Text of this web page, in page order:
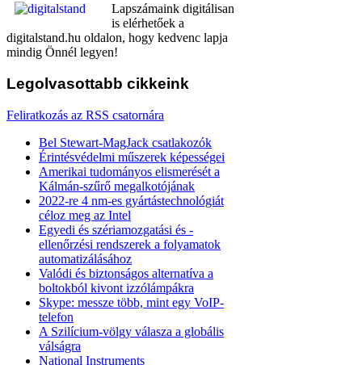
Lapszámaink digitálisan
is elérhetőek a
digitalstand.hu oldalon, hogy kedvenc lapja
mindig Önnél legyen!
Legolvasottabb cikkeink
Feliratkozás az RSS csatornára
Bel Stewart-MagJack csatlakozók
Érintésvédelmi műszerek képességei
Amerikai tudományos elismerését a
Kálmán-szűrő megalkotójának
2022-re 4 nm-es gyártástechnológiát
céloz meg az Intel
Egyedi és szériamozgatási és -
ellenőrzési rendszerek a folyamatok
automatizálásához
Valódi és biztonságos alternatíva a
boltokból kivont izzólámpákra
Skype: messze több, mint egy VoIP-
telefon
A Szilícium-völgy válasza a globális
válságra
National Instruments